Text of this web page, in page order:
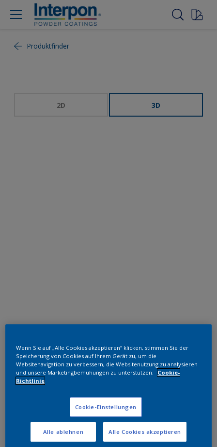
Produktfinder
2D 3D
RAL 8016
SM716JR
Muster bestellen
Bestellen Sie direkt im Webshop
Wenn Sie auf „Alle Cookies akzeptieren“ klicken, stimmen Sie der
Speicherung von Cookies auf Ihrem Gerät zu, um die
Websitenavigation zu verbessern, die Websitenutzung zu analysieren
und unsere Marketingbemühungen zu unterstützen.
Cookie-
Richtlinie
Cookie-Einstellungen
Alle ablehnen Alle Cookies akzeptieren